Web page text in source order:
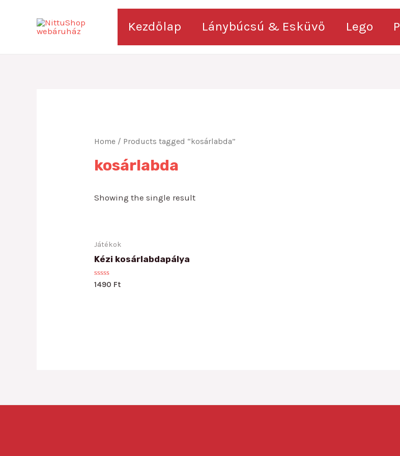
Kezdőlap Lánybúcsú & Esküvő Lego
Home / Products tagged “kosárlabda”
kosárlabda
Showing the single result
Játékok
Kézi kosárlabdapálya
Rated
1490 Ft